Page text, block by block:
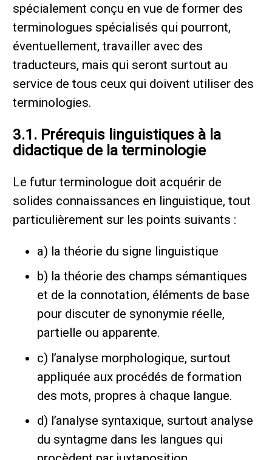
spécialement conçu en vue de former des
terminologues spécialisés qui pourront,
éventuellement, travailler avec des
traducteurs, mais qui seront surtout au
service de tous ceux qui doivent utiliser des
terminologies.
3.1. Prérequis linguistiques à la
didactique de la terminologie
Le futur terminologue doit acquérir de
solides connaissances en linguistique, tout
particulièrement sur les points suivants :
a) la théorie du signe linguistique
b) la théorie des champs sémantiques
et de la connotation, éléments de base
pour discuter de synonymie réelle,
partielle ou apparente.
c) l’analyse morphologique, surtout
appliquée aux procédés de formation
des mots, propres à chaque langue.
d) l’analyse syntaxique, surtout analyse
du syntagme dans les langues qui